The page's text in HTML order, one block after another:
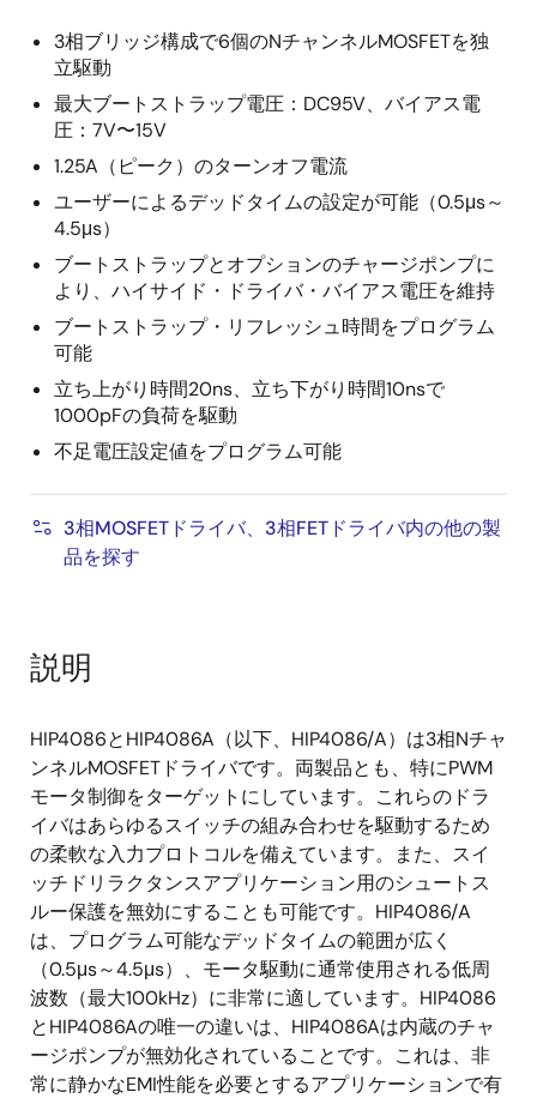
3相ブリッジ構成で6個のNチャンネルMOSFETを独
立駆動
最大ブートストラップ電圧：DC95V、バイアス電
圧：7V〜15V
1.25A（ピーク）のターンオフ電流
ユーザーによるデッドタイムの設定が可能（0.5μs～
4.5μs）
ブートストラップとオプションのチャージポンプに
より、ハイサイド・ドライバ・バイアス電圧を維持
ブートストラップ・リフレッシュ時間をプログラム
可能
立ち上がり時間20ns、立ち下がり時間10nsで
1000pFの負荷を駆動
不足電圧設定値をプログラム可能
3相MOSFETドライバ、3相FETドライバ内の他の製
品を探す
説明
HIP4086とHIP4086A（以下、HIP4086/A）は3相Nチャ
ンネルMOSFETドライバです。両製品とも、特にPWM
モータ制御をターゲットにしています。これらのドラ
イバはあらゆるスイッチの組み合わせを駆動するため
の柔軟な入力プロトコルを備えています。また、スイ
ッチドリラクタンスアプリケーション用のシュートス
ルー保護を無効にすることも可能です。HIP4086/A
は、プログラム可能なデッドタイムの範囲が広く
（0.5μs～4.5μs）、モータ駆動に通常使用される低周
波数（最大100kHz）に非常に適しています。HIP4086
とHIP4086Aの唯一の違いは、HIP4086Aは内蔵のチャ
ージポンプが無効化されていることです。これは、非
常に静かなEMI性能を必要とするアプリケーションで有